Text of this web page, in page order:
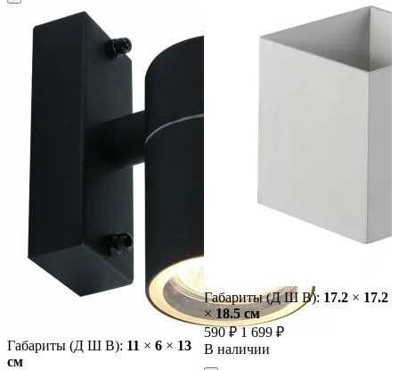
Габариты (Д Ш В): 11 × 6 × 13
cм
Габариты (Д Ш В): 17.2 × 17.2
× 18.5 cм
590 ₽ 1 699 ₽
В наличии